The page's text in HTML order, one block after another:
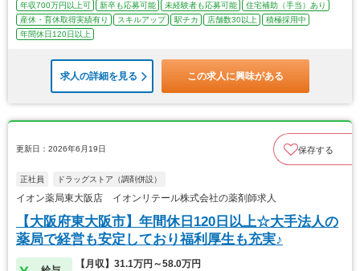
年収700万円以上可 新卒も応募可能 未経験者も応募可能
住宅補助（手当）あり
産休・育休取得実績有り
スキルアップ 駅チカ 店舗数30以上
積極採用中
年間休日120日以上
求人の詳細を見る この求人に興味がある
更新日：2026年6月19日 保存する
正社員 ドラッグストア（調剤併設）
イオン薬局東大阪店 イオンリテール株式会社の薬剤師求人
【大阪府東大阪市】年間休日120日以上☆大手法人の
薬局で経営も安定しており福利厚生も充実♪
【月収】31.1万円～58.0万円